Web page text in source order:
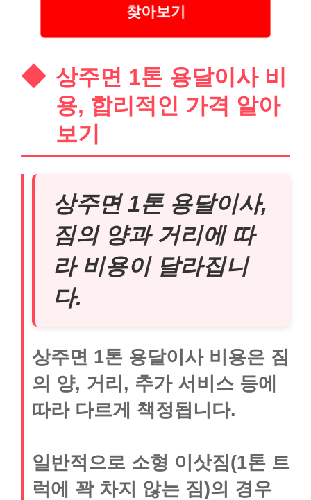
찾아보기
상주면 1톤 용달이사 비
용, 합리적인 가격 알아
보기
상주면 1톤 용달이사,
짐의 양과 거리에 따
라 비용이 달라집니
다.
상주면 1톤 용달이사 비용은 짐
의 양, 거리, 추가 서비스 등에
따라 다르게 책정됩니다.
일반적으로 소형 이삿짐(1톤 트
럭에 꽉 차지 않는 짐)의 경우